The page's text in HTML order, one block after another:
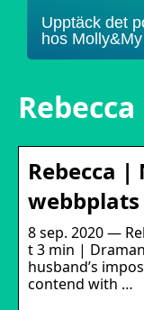
Upptäck det
hos Molly&My
Rebecca
webbplats
8 sep. 2020 —
t 3 min |
husband’s
contend with …